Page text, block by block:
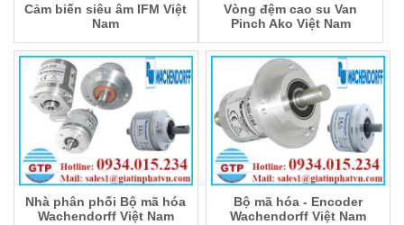
Cảm biến siêu âm IFM Việt
Nam
Vòng đệm cao su Van
Pinch Ako Việt Nam
Bộ mã hóa - Encoder
Wachendorff Việt Nam
Nhà phân phối Bộ mã hóa
Wachendorff Việt Nam